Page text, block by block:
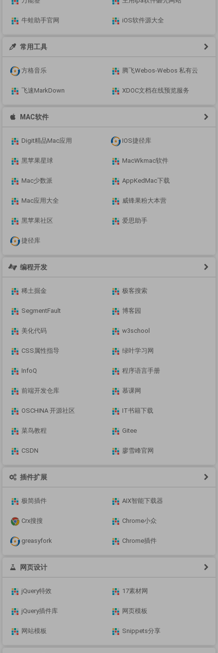
牛蛙助手官网 iOS软件源大全
常用工具
方格音乐 腾飞Webos-Webos 私有云
飞速MarkDown XDOC文档在线预览服务
MAC软件
Digit精品Mac应用 IOS捷径库
黑苹果星球 MacWkmac软件
Mac少数派 AppKedMac下载
Mac应用大全 威锋果粉大本营
黑苹果社区 爱思助手
捷径库
编程开发
稀土掘金 极客搜索
SegmentFault 博客园
美化代码 w3school
CSS属性指导 绿叶学习网
InfoQ 程序语言手册
前端开发仓库 慕课网
OSCHINA 开源社区 IT书籍下载
菜鸟教程 Gitee
CSDN 廖雪峰官网
插件扩展
极简插件 AIX智能下载器
Crx搜搜 Chrome小众
greasyfork Chrome插件
网页设计
jQuery特效 17素材网
jQuery插件库 网页模板
网站模板 Snippets分享